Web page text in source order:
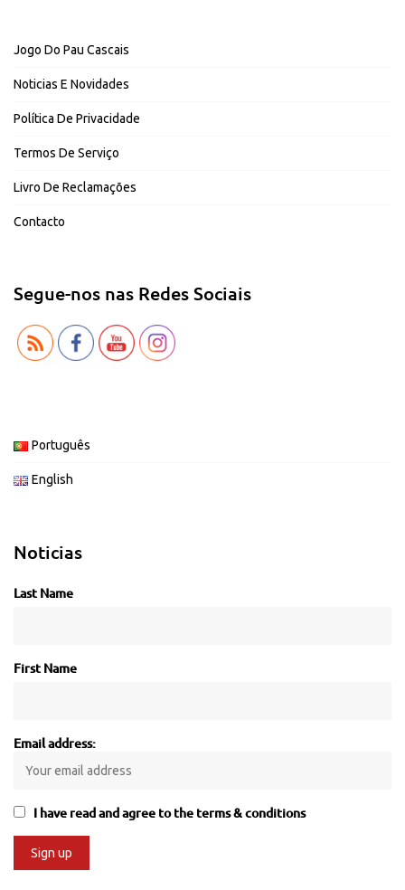
Jogo Do Pau Cascais
Noticias E Novidades
Política De Privacidade
Termos De Serviço
Livro De Reclamações
Contacto
Segue-nos nas Redes Sociais
Português
English
Noticias
Last Name
First Name
Email address:
I have read and agree to the terms & conditions